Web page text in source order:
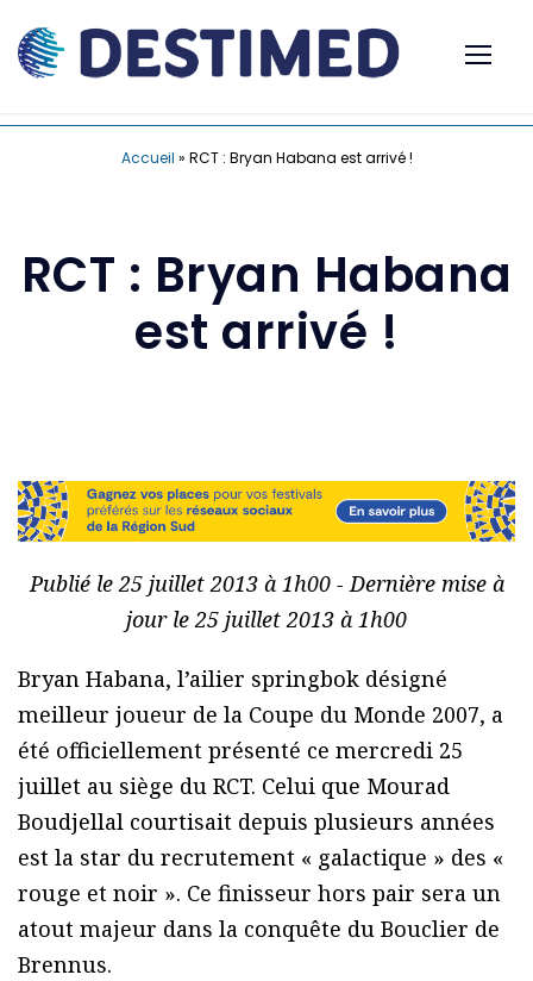
Accueil » RCT : Bryan Habana est arrivé !
RCT : Bryan Habana
est arrivé !
Publié le 25 juillet 2013 à 1h00 - Dernière mise à
jour le 25 juillet 2013 à 1h00
Bryan Habana, l’ailier springbok désigné
meilleur joueur de la Coupe du Monde 2007, a
été officiellement présenté ce mercredi 25
juillet au siège du RCT. Celui que Mourad
Boudjellal courtisait depuis plusieurs années
est la star du recrutement « galactique » des «
rouge et noir ». Ce finisseur hors pair sera un
atout majeur dans la conquête du Bouclier de
Brennus.